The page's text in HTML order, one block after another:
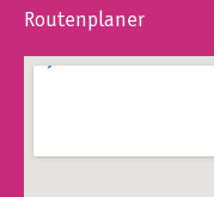
Routenplaner